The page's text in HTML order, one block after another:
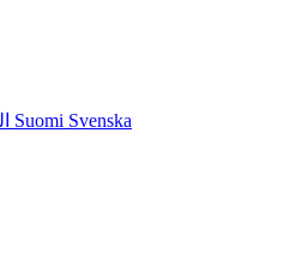
Suomi Svenska